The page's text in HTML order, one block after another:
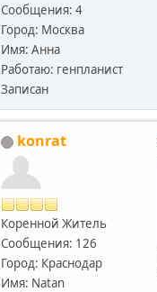
Сообщения: 4
Город: Москва
Имя: Анна
Работаю: генпланист
Записан
konrat
Коренной Житель
Сообщения: 126
Город: Краснодар
Имя: Natan